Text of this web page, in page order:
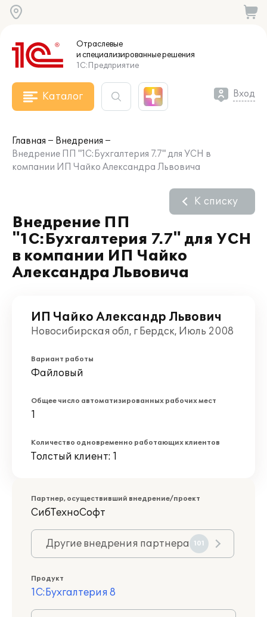
Отраслевые
и специализированныерешения
1С:Предприятие
Каталог Вход
Главная
Внедрения
Внедрение ПП "1С:Бухгалтерия 7.7" для УСН в
компании ИП Чайко Александра Львовича
Внедрение ПП
"1С:Бухгалтерия 7.7" для УСН
в компании ИП Чайко
Александра Львовича
К списку
ИП Чайко Александр Львович
Новосибирская обл, г Бердск, Июль 2008
Вариант работы
Файловый
Общее число автоматизированных рабочих мест
1
Количество одновременно работающих клиентов
Толстый клиент: 1
Партнер, осуществивший внедрение/проект
СибТехноСофт
Другие внедрения партнера 101
Продукт
1С:Бухгалтерия 8